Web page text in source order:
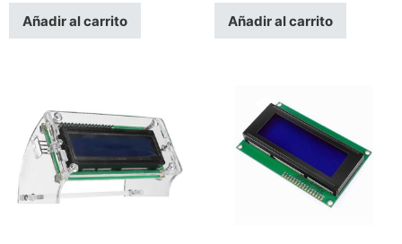
Añadir al carrito Añadir al carrito